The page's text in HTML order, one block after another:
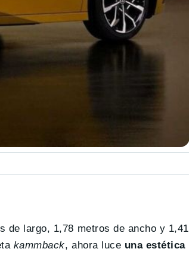
de largo, 1,78 metros de ancho y 1,41
kammback, ahora luce una estética